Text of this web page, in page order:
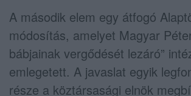
A második elem egy átfogó
módosítás, amelyet Magyar
bábjainak vergődését lezáró”
emlegetett. A javaslat egyik
része a köztársasági elnök